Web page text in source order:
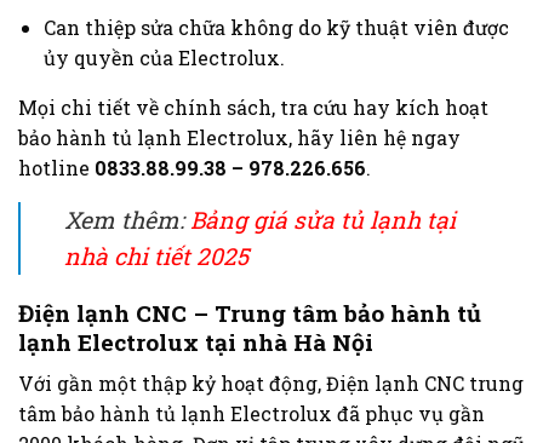
Can thiệp sửa chữa không do kỹ thuật viên được
ủy quyền của Electrolux.
Mọi chi tiết về chính sách, tra cứu hay kích hoạt
bảo hành tủ lạnh Electrolux, hãy liên hệ ngay
hotline 0833.88.99.38 – 978.226.656.
Xem thêm:Bảng giá sửa tủ lạnh tại
nhà chi tiết 2025
Điện lạnh CNC – Trung tâm bảo hành tủ
lạnh Electrolux tại nhà Hà Nội
Với gần một thập kỷ hoạt động, Điện lạnh CNC trung
tâm bảo hành tủ lạnh Electrolux đã phục vụ gần